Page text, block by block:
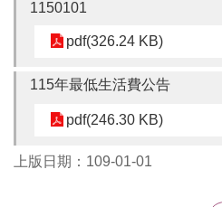
1150101
pdf(326.24 KB)
115年最低生活費公告
pdf(246.30 KB)
上版日期：109-01-01